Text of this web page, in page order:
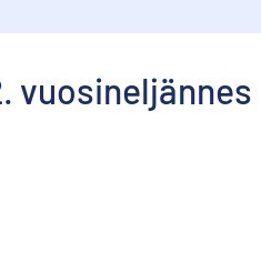
vuosineljännes